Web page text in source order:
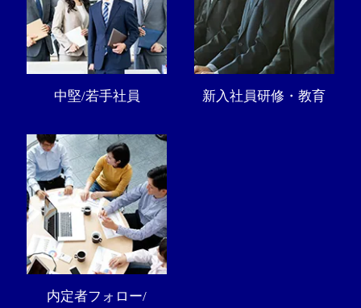
中堅/若手社員 新入社員研修・教育
内定者フォロー/